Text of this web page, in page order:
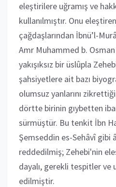
eleştirilere uğramış ve
kullanılmıştır. Onu
çağdaşlarından İbnü’l-
Amr Muhammed b. Osman
yakışıksız bir üslûpla
şahsiyetlere ait bazı
olumsuz yanlarını
dörtte birinin gıybetten
sürmüştür. Bu tenkit İbn
Şemseddin es-Sehâvî gibi
reddedilmiş; Zehebi'nin
dayalı, gerekli tespitler ve
edilmiştir.